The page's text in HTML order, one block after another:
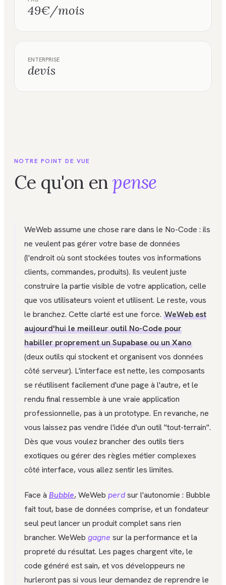
49€/mois
ENTERPRISE
devis
NOTRE POINT DE VUE
Ce qu'on enpense
WeWeb assume une chose rare dans le No-Code : ils
ne veulent pas gérer votre base de données
(l'endroit où sont stockées toutes vos informations
clients, commandes, produits). Ils veulent juste
construire la partie visible de votre application, celle
que vos utilisateurs voient et utilisent. Le reste, vous
le branchez. Cette clarté est une force. WeWeb est
aujourd'hui le meilleur outil No-Code pour
habiller proprement un Supabase ou un Xano
(deux outils qui stockent et organisent vos données
côté serveur). L'interface est nette, les composants
se réutilisent facilement d'une page à l'autre, et le
rendu final ressemble à une vraie application
professionnelle, pas à un prototype. En revanche, ne
vous laissez pas vendre l'idée d'un outil "tout-terrain".
Dès que vous voulez brancher des outils tiers
exotiques ou gérer des règles métier complexes
côté interface, vous allez sentir les limites.
Face à Bubble, WeWeb perdsur l'autonomie : Bubble
fait tout, base de données comprise, et un fondateur
seul peut lancer un produit complet sans rien
brancher. WeWeb gagne sur la performance et la
propreté du résultat. Les pages chargent vite, le
code généré est sain, et vos développeurs ne
hurleront pas si vous leur demandez de reprendre le